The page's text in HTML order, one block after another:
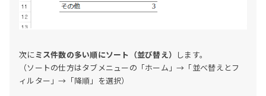
次にミス件数の多い順にソート（並び替え） します。
（ソートの仕方はタブメニューの「ホーム」→「並べ替えとフ
ィルター」→「降順」を選択）